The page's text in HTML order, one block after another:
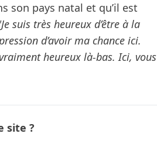
son pays natal et qu’il est
suis très heureux d’être à la
d’avoir ma chance ici.
heureux là-bas. Ici, vous
site ?